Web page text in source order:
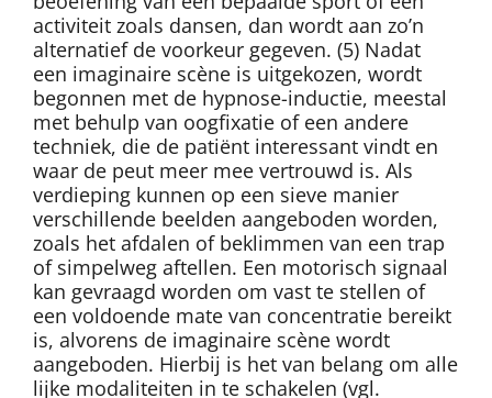
activiteit zoals dansen, dan wordt aan zo’n
alternatief de voorkeur gegeven. (5) Nadat
een imaginaire scène is uitgekozen, wordt
begonnen met de hypnose-inductie, meestal
met behulp van oogfixatie of een andere
techniek, die de patiënt interessant vindt en
waar de peut meer mee vertrouwd is. Als
verdieping kunnen op een sieve manier
verschillende beelden aangeboden worden,
zoals het afdalen of beklimmen van een trap
of simpelweg aftellen. Een motorisch signaal
kan gevraagd worden om vast te stellen of
een voldoende mate van concentratie bereikt
is, alvorens de imaginaire scène wordt
aangeboden. Hierbij is het van belang om alle
lijke modaliteiten in te schakelen (vgl.